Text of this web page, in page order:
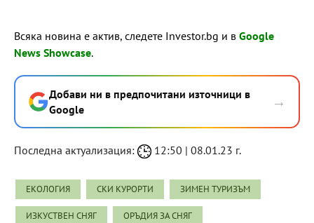
Всяка новина е актив, следете Investor.bg и в Google
News Showcase.
Добави ни в предпочитани източници в
Google
→
Последна актуализация: 12:50 | 08.01.23 г.
ЕКОЛОГИЯ СКИ КУРОРТИ ЗИМЕН ТУРИЗЪМ
ИЗКУСТВЕН СНЯГ ОРЪДИЯ ЗА СНЯГ